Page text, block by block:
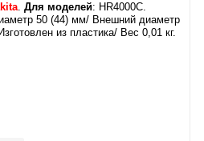
.Для моделей: HR4000C.
50 (44) мм/ Внешний диаметр
из пластика/ Вес 0,01 кг.